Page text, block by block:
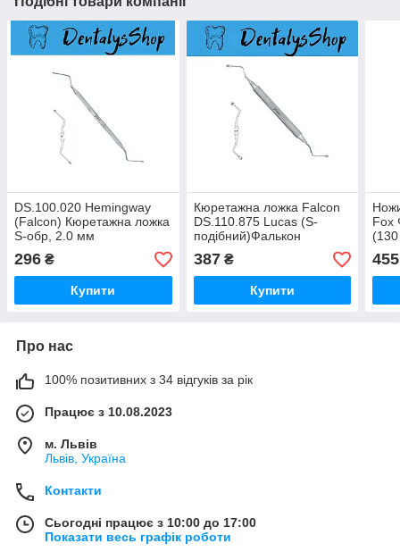
DS.100.020 Hemingway
(Falcon) Кюретажна ложка
S-обр, 2.0 мм
296 ₴
Купити
Кюретажна ложка Falcon
DS.110.875 Lucas (S-
подібний)Фалькон
387₴
Купити
Fox
455
Про нас
100% позитивних з 34 відгуків за рік
Працює з 10.08.2023
м. Львів
Львів, Україна
Контакти
Сьогодні працює з 10:00 до 17:00
Показати весь графік роботи